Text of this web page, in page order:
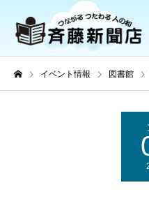
イベント情報 図書館